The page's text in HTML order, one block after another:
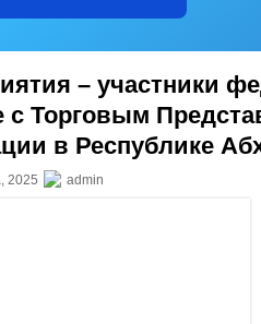
– участники
с Торговым
в Республике
2025 admin